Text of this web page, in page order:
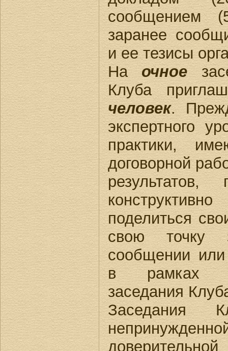
сообщением
заранее
и ее тезисы
Наочное
Клуба
человек.
экспертного
практики,
договорной
поделиться
свою точку
сообщении или
в рамках
заседания
Заседания